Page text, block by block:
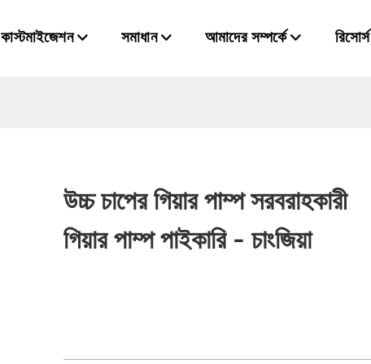
কাস্টমাইজেশন সমাধান আমাদের সম্পর্কে রিসোর্স
উচ্চ চাপের গিয়ার পাম্প সরবরাহকারী
গিয়ার পাম্প পাইকারি - চাংজিয়া